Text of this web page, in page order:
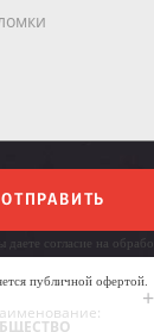
ОТПРАВИТЬ
согласие на
публичной офертой.